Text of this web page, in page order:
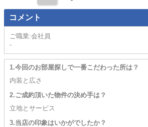
コメント
ご職業:会社員
-
1.今回のお部屋探しで一番こだわった所は？
内装と広さ
2.ご成約頂いた物件の決め手は？
立地とサービス
3.当店の印象はいかがでしたか？